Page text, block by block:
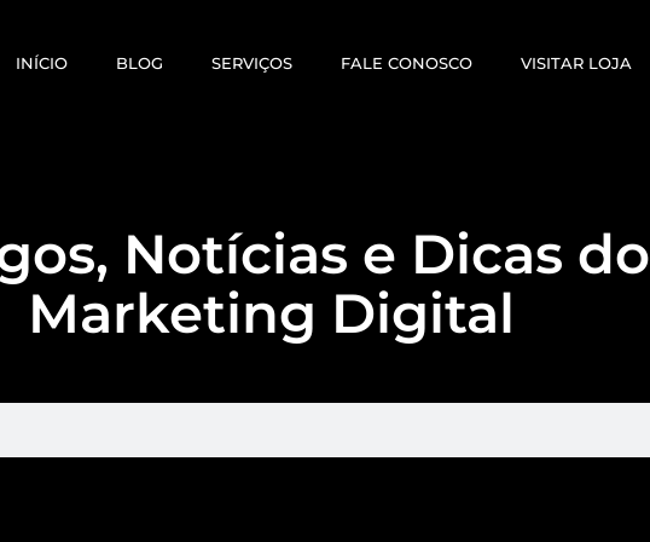
INÍCIO BLOG SERVIÇOS FALE CONOSCO VISITAR LOJA
Notícias e Dicas do
Marketing Digital